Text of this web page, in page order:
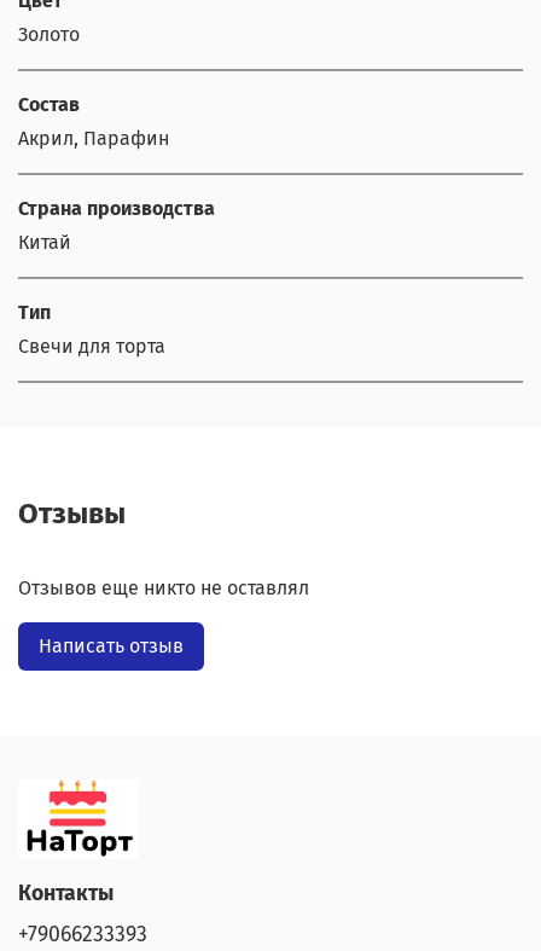
Золото
Состав
Акрил, Парафин
Страна производства
Китай
Тип
Свечи для торта
Отзывы
Отзывов еще никто не оставлял
Написать отзыв
Контакты
+79066233393